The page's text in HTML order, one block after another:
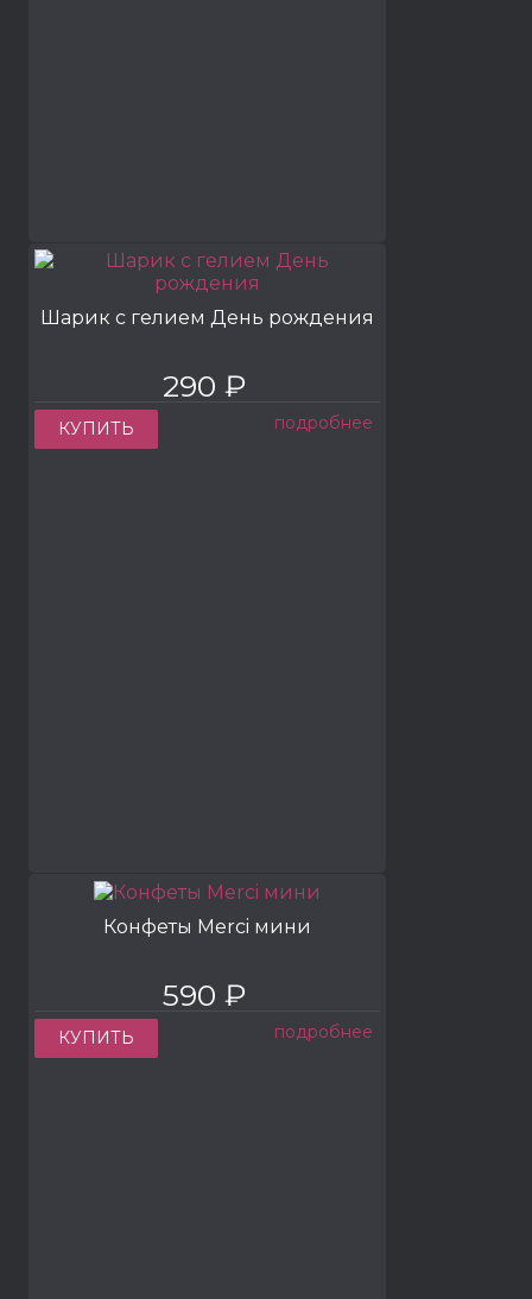
Шарик с гелием День рождения
290 ₽
КУПИТЬ подробнее
Конфеты Merci мини
590 ₽
КУПИТЬ подробнее